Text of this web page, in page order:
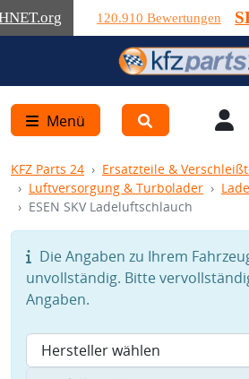
.org 120.910 Bewertungen
Menü
KFZ Parts 24 Ersatzteile &
Luftversorgung & Turbolader
ESEN SKV Ladeluftschlauch
Die Angaben zu Ihrem
unvollständig. Bitte
Angaben.